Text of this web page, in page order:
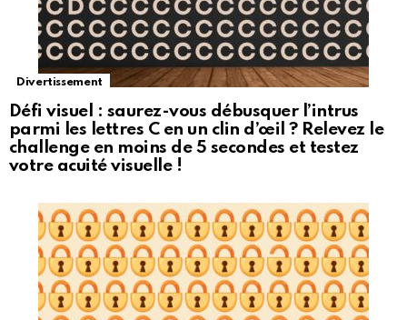
Divertissement
Défi visuel : saurez-vous débusquer l’intrus
parmi les lettres C en un clin d’œil ? Relevez le
challenge en moins de 5 secondes et testez
votre acuité visuelle !